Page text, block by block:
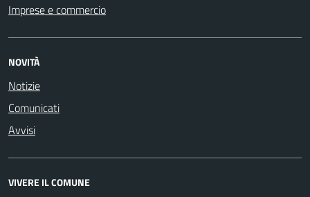
Imprese e commercio
NOVITÀ
Notizie
Comunicati
Avvisi
VIVERE IL COMUNE